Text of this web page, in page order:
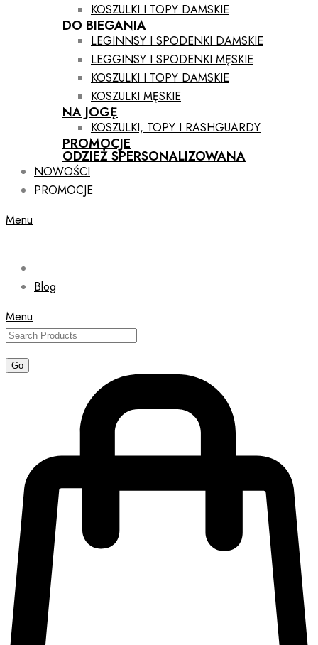
KOSZULKI I TOPY DAMSKIE
DO BIEGANIA
LEGINNSY I SPODENKI DAMSKIE
LEGGINSY I SPODENKI MĘSKIE
KOSZULKI I TOPY DAMSKIE
KOSZULKI MĘSKIE
NA JOGĘ
KOSZULKI, TOPY I RASHGUARDY
PROMOCJE
ODZIEŻ SPERSONALIZOWANA
NOWOŚCI
PROMOCJE
Menu
Blog
Menu